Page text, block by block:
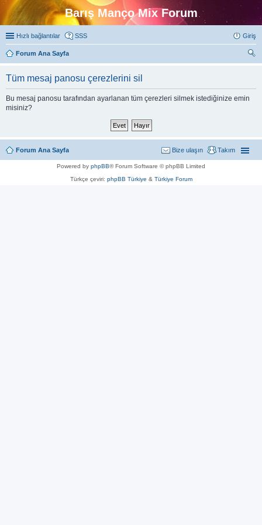
Barış Manço Mix Forum
Hızlı bağlantılar SSS Giriş
Forum Ana Sayfa
Tüm mesaj panosu çerezlerini sil
Bu mesaj panosu tarafından ayarlanan tüm çerezleri silmek istediğinize emin
misiniz?
Forum Ana Sayfa Takım
Bize ulaşın
Powered by phpBB® Forum Software © phpBB Limited
Türkçe çeviri: phpBB Türkiye & Türkiye Forum